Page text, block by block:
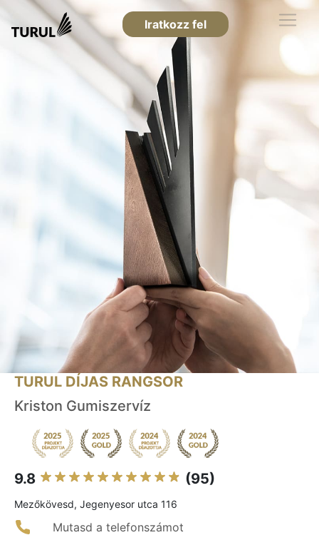
Iratkozz fel
TURUL DÍJAS RANGSOR
Kriston Gumiszervíz
9.8 (95)
Mezőkövesd, Jegenyesor utca 116
Mutasd a telefonszámot